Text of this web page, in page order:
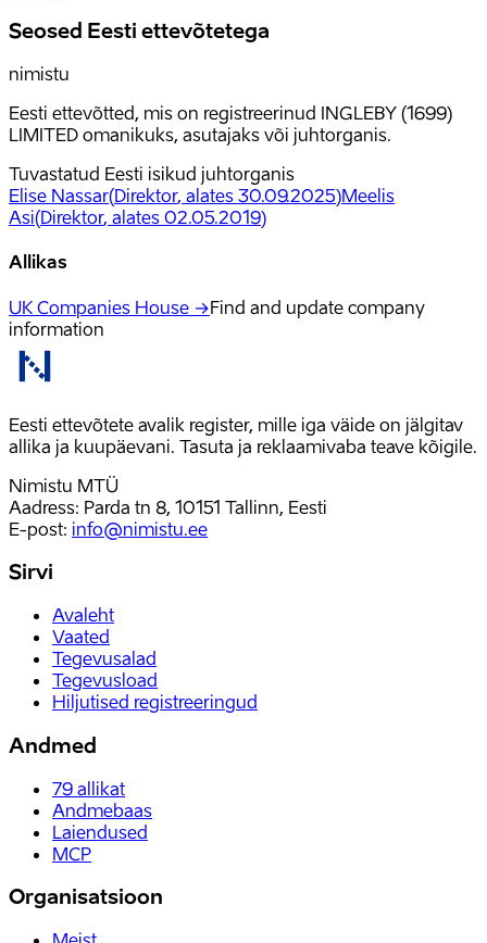
Seosed Eesti ettevõtetega
nimistu
Eesti ettevõtted, mis on registreerinud INGLEBY (1699)
LIMITED omanikuks, asutajaks või juhtorganis.
Tuvastatud Eesti isikud juhtorganis
Elise Nassar(Direktor, alates 30.09.2025)Meelis
Asi(Direktor, alates 02.05.2019)
Allikas
UK Companies House →Find and update company
information
Eesti ettevõtete avalik register, mille iga väide on jälgitav
allika ja kuupäevani. Tasuta ja reklaamivaba teave kõigile.
Nimistu MTÜ
Aadress: Parda tn 8, 10151 Tallinn, Eesti
E-post: info@nimistu.ee
Sirvi
Avaleht
Vaated
Tegevusalad
Tegevusload
Hiljutised registreeringud
Andmed
79 allikat
Andmebaas
Laiendused
MCP
Organisatsioon